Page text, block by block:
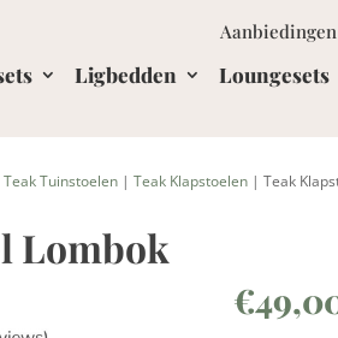
Aanbiedingen|
Ligbedden Loungesets
Teak Tuinstoelen |Teak Klapstoelen | Teak
Lombok
€